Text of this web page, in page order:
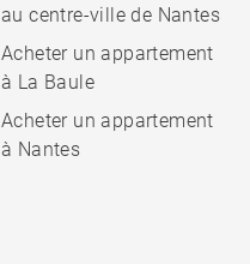
au centre-ville de Nantes
Acheter un appartement
à La Baule
Acheter un appartement
à Nantes